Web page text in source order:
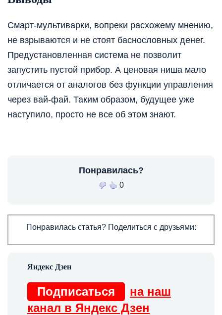
Смарт-мультиварки, вопреки расхожему мнению,
не взрываются и не стоят баснословных денег.
Предустановленная система не позволит
запустить пустой прибор. А ценовая ниша мало
отличается от аналогов без функции управления
через вай-фай. Таким образом, будущее уже
наступило, просто не все об этом знают.
Понравилась?
0
Понравилась статья? Поделиться с друзьями:
Подписаться
на наш
канал в Яндекс Дзен